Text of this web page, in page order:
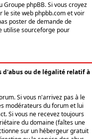
phpBB. Si vous croyez
le site web phpbb.com et voir
poster de demande de
utilise sourceforge pour
d'abus ou de légalité relatif à
Si vous n'arrivez pas à le
modérateurs du forum et lui
Si vous ne recevez toujours
du domaine (faîtes une
sur un hébergeur gratuit